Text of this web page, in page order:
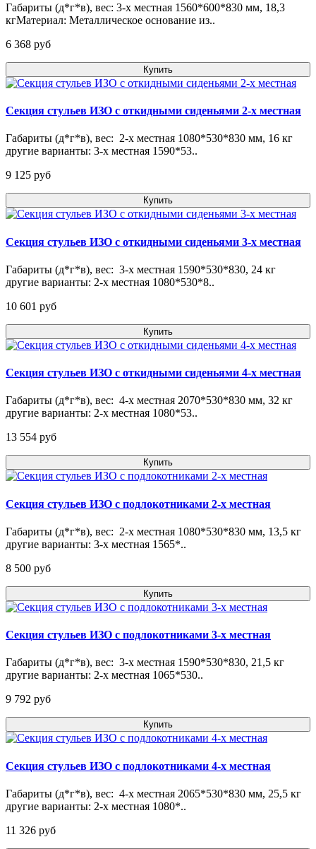
Габариты (д*г*в), вес: 3-х местная 1560*600*830 мм, 18,3
кгМатериал: Металлическое основание из..
6 368 pуб
Купить
Секция стульев ИЗО с откидными сиденьями 2-х местная
Габариты (д*г*в), вес: 2-х местная 1080*530*830 мм, 16 кг
другие варианты: 3-х местная 1590*53..
9 125 pуб
Купить
Секция стульев ИЗО с откидными сиденьями 3-х местная
Габариты (д*г*в), вес: 3-х местная 1590*530*830, 24 кг
другие варианты: 2-х местная 1080*530*8..
10 601 pуб
Купить
Секция стульев ИЗО с откидными сиденьями 4-х местная
Габариты (д*г*в), вес: 4-х местная 2070*530*830 мм, 32 кг
другие варианты: 2-х местная 1080*53..
13 554 pуб
Купить
Секция стульев ИЗО с подлокотниками 2-х местная
Габариты (д*г*в), вес: 2-х местная 1080*530*830 мм, 13,5 кг
другие варианты: 3-х местная 1565*..
8 500 pуб
Купить
Секция стульев ИЗО с подлокотниками 3-х местная
Габариты (д*г*в), вес: 3-х местная 1590*530*830, 21,5 кг
другие варианты: 2-х местная 1065*530..
9 792 pуб
Купить
Секция стульев ИЗО с подлокотниками 4-х местная
Габариты (д*г*в), вес: 4-х местная 2065*530*830 мм, 25,5 кг
другие варианты: 2-х местная 1080*..
11 326 pуб